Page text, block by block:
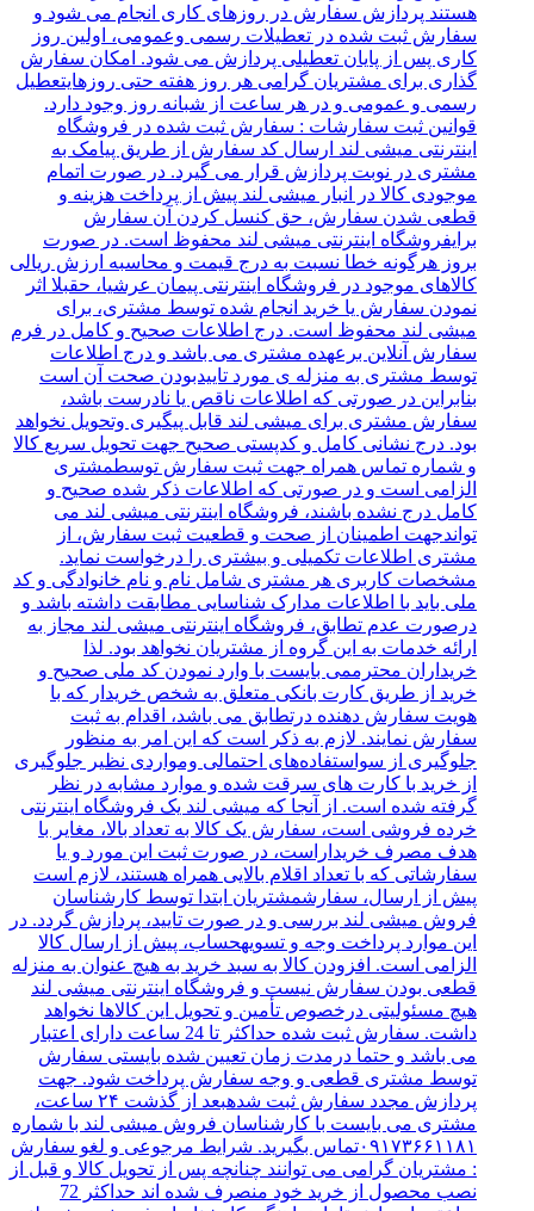
هستند پردازش سفارش در روزهای کاری انجام می شود و
سفارش ثبت شده در تعطیلات رسمی وعمومی، اولین روز
کاری پس از پایان تعطیلی پردازش می شود. امکان سفارش
گذاری برای مشتریان گرامی هر روز هفته حتی روزهایتعطیل
رسمی و عمومی و در هر ساعت از شبانه روز وجود دارد.
قوانین ثبت سفارشات : سفارش ثبت شده در فروشگاه
اینترنتی میشی لند ارسال کد سفارش از طریق پیامک به
مشتری در نوبت پردازش قرار می گیرد. در صورت اتمام
موجودی کالا در انبار میشی لند پیش از پرداخت هزینه و
قطعی شدن سفارش، حق کنسل کردن آن سفارش
برایفروشگاه اینترنتی میشی لند محفوظ است. در صورت
بروز هرگونه خطا نسبت به درج قیمت و محاسبه ارزش ریالی
کالاهای موجود در فروشگاه اینترنتی پیمان عرشیا، حقبلا اثر
نمودن سفارش یا خرید انجام شده توسط مشتری، برای
میشی لند محفوظ است. درج اطلاعات صحیح و کامل در فرم
سفارش آنلاین برعهده مشتری می باشد و درج اطلاعات
توسط مشتری به منزله ی مورد تاییدبودن صحت آن است
بنابراین در صورتی که اطلاعات ناقص یا نادرست باشد،
سفارش مشتری برای میشی لند قابل پیگیری وتحویل نخواهد
بود. درج نشانی کامل و کدپستی صحیح جهت تحویل سریع کالا
و شماره تماس همراه جهت ثبت سفارش توسطمشتری
الزامی است و در صورتی که اطلاعات ذکر شده صحیح و
کامل درج نشده باشند، فروشگاه اینترنتی میشی لند می
تواندجهت اطمینان از صحت و قطعیت ثبت سفارش، از
مشتری اطلاعات تکمیلی و بیشتری را درخواست نماید.
مشخصات کاربری هر مشتری شامل نام و نام خانوادگی و کد
ملی باید با اطلاعات مدارک شناسایی مطابقت داشته باشد و
درصورت عدم تطابق، فروشگاه‌‌ اینترنتی میشی لند مجاز به
ارائه خدمات به این گروه از مشتریان نخواهد بود. لذا
خریداران محترممی بایست با وارد نمودن کد ملی صحیح و
خرید از طریق کارت بانکی متعلق به شخص خریدار که با
هویت سفارش دهنده درتطابق می باشد، اقدام به ثبت
سفارش نمایند. لازم به ذکر است که این امر به منظور
جلوگیری از سواستفاده‌های احتمالی ومواردی نظیر جلوگیری
از خرید با کارت‌ های سرقت شده و موارد مشابه در نظر
گرفته شده است. از آنجا که میشی لند یک فروشگاه اینترنتی
خرده‌ فروشی است، سفارش یک کالا به تعداد بالا، مغایر با
هدف مصرف خریداراست، در صورت ثبت این مورد و یا
سفارشاتی که با تعداد اقلام بالایی همراه هستند، لازم است
پیش از ارسال، سفارشمشتریان ابتدا توسط کارشناسان
فروش میشی لند بررسی و در صورت تایید، پردازش گردد. در
این موارد پرداخت وجه و تسویهحساب، پیش از ارسال کالا
الزامی است. افزودن کالا به سبد خرید به هیچ عنوان به منزله
قطعی بودن سفارش نیست و فروشگاه اینترنتی میشی لند
هیچ مسئولیتی درخصوص تأمین و تحویل این کالاها نخواهد
داشت. سفارش ثبت شده حداکثر تا 24 ساعت دارای اعتبار
می باشد و حتما درمدت زمان تعیین شده بایستی سفارش
توسط مشتری قطعی و وجه سفارش پرداخت شود. جهت
پردازش مجدد سفارش ثبت شدهبعد از گذشت ۲۴ ساعت،
مشتری می بایست با کارشناسان فروش میشی لند با شماره
۰۹۱۷۳۶۶۱۱۸۱تماس بگیرید. شرایط مرجوعی و لغو سفارش
: مشتریان گرامی می توانند چنانچه پس از تحویل کالا و قبل از
نصب محصول از خرید خود منصرف شده اند حداکثر 72